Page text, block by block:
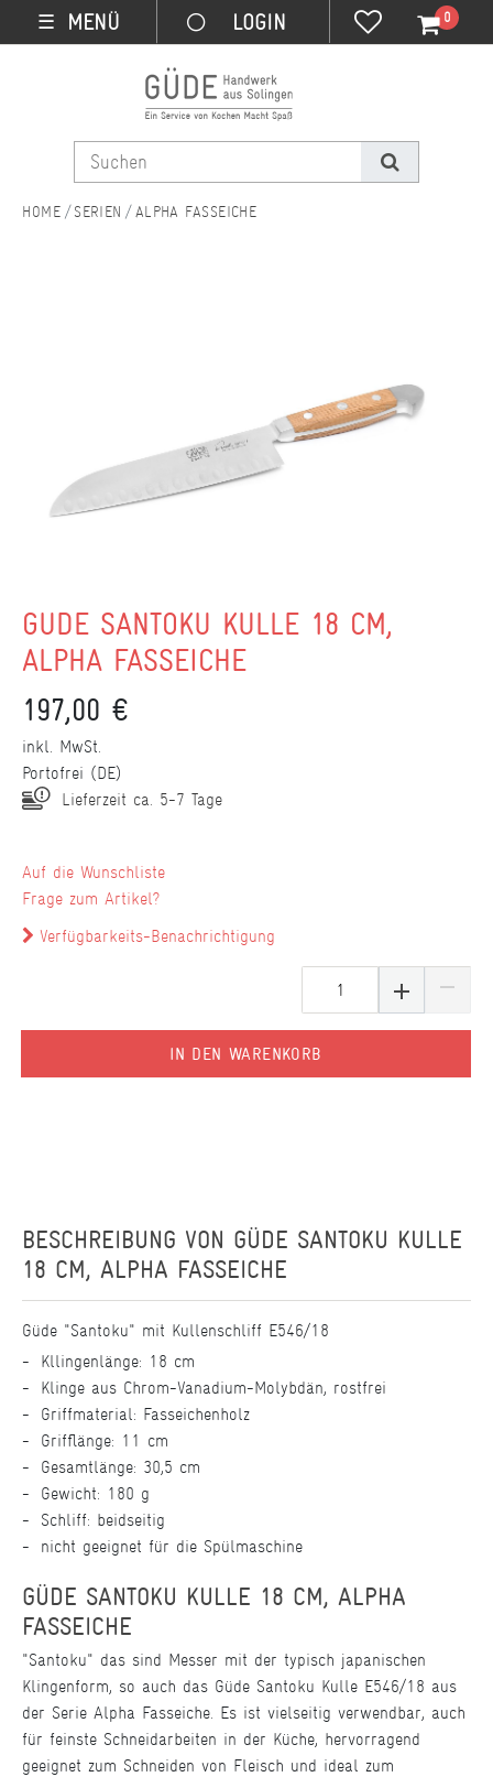
☰ MENÜ 0
SERIEN ALPHA FASSEICHE
GÜDE SANTOKU KULLE 18 CM,
ALPHA FASSEICHE
197,00 €
inkl. MwSt.
Portofrei (DE)
Lieferzeit ca. 5-7 Tage
IN DEN WARENKORB
Wunschliste
Frage zum Artikel?
Verfügbarkeits-Benachrichtigung
BESCHREIBUNG VON GÜDE SANTOKU KULLE
18 CM, ALPHA FASSEICHE
Güde "Santoku" mit Kullenschliff E546/18
Kllingenlänge: 18 cm
Klinge aus Chrom-Vanadium-Molybdän, rostfrei
Griffmaterial: Fasseichenholz
Grifflänge: 11 cm
Gesamtlänge: 30,5 cm
Gewicht: 180 g
Schliff: beidseitig
nicht geeignet für die Spülmaschine
GÜDE SANTOKU KULLE 18 CM, ALPHA
FASSEICHE
"Santoku" das sind Messer mit der typisch japanischen
Klingenform, so auch das Güde Santoku Kulle E546/18 aus
der Serie Alpha Fasseiche. Es ist vielseitig verwendbar, auch
für feinste Schneidarbeiten in der Küche, hervorragend
geeignet zum Schneiden von Fleisch und ideal zum